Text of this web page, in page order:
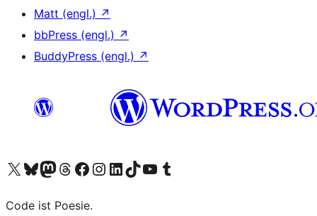
Matt (engl.) ↗
bbPress (engl.) ↗
BuddyPress (engl.) ↗
Unser X-Konto (früher Twitter) besuchen
Unser Bluesky-Konto besuchen
Unser Mastodon-Konto besuchen
Unser Threads-Konto besuchen
Unsere Facebook-Seite besuchen
Unser Instagram-Konto besuchen
Unser LinkedIn-Konto besuchen
Unser TikTok-Konto besuchen
Unseren YouTube-Kanal besuchen
Unser Tumblr-Konto besuchen
Code ist Poesie.